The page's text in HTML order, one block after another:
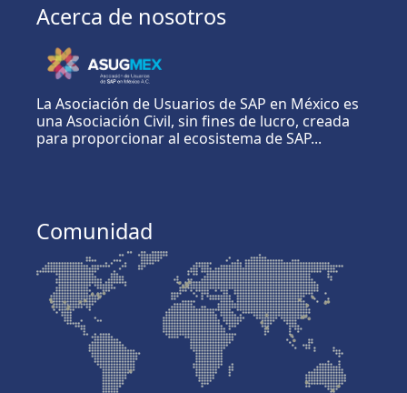
Acerca de nosotros
La Asociación de Usuarios de SAP en México es
una Asociación Civil, sin fines de lucro, creada
para proporcionar al ecosistema de SAP...
Comunidad